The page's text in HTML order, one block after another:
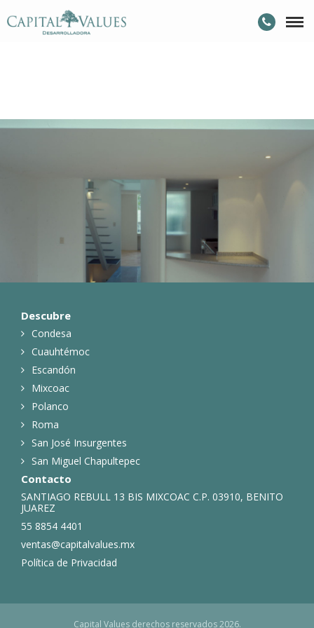
Descubre
Condesa
Cuauhtémoc
Escandón
Mixcoac
Polanco
Roma
San José Insurgentes
San Miguel Chapultepec
Contacto
SANTIAGO REBULL 13 BIS MIXCOAC C.P. 03910, BENITO
JUAREZ
55 8854 4401
ventas@capitalvalues.mx
Política de Privacidad
Capital Values derechos reservados 2026.